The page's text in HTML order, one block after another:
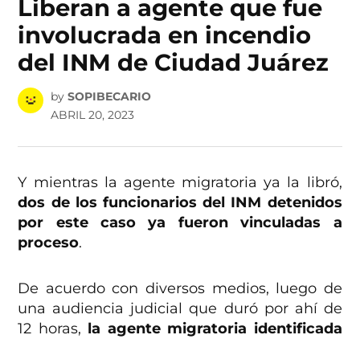
Liberan a agente que fue
involucrada en incendio
del INM de Ciudad Juárez
by SOPIBECARIO
ABRIL 20, 2023
Y mientras la agente migratoria ya la libró,
dos de los funcionarios del INM detenidos
por este caso ya fueron vinculadas a
proceso.
De acuerdo con diversos medios, luego de
una audiencia judicial que duró por ahí de
12 horas, la agente migratoria identificada